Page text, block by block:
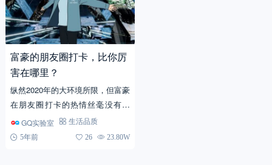
富豪的朋友圈打卡，比你厉
害在哪里？
纵然2020年的大环境所限，但富豪
在朋友圈打卡的热情丝毫没有削
减。 你以为富豪会在哪里打卡？
奢华的酒店？昂贵的晚宴？风景优
GQ实验室
生活品质
5年前
26 23.80W